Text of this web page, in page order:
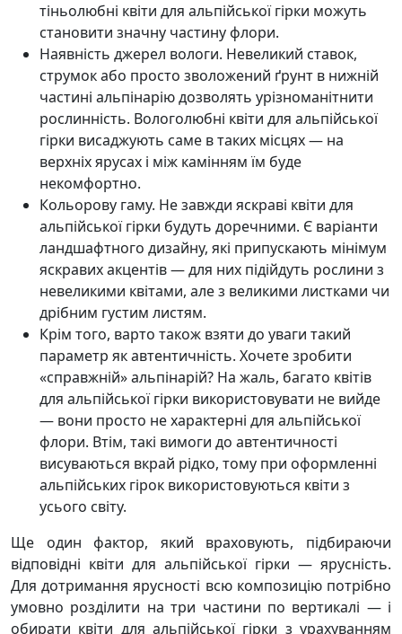
тіньолюбні квіти для альпійської гірки можуть
становити значну частину флори.
Наявність джерел вологи. Невеликий ставок,
струмок або просто зволожений ґрунт в нижній
частині альпінарію дозволять урізноманітнити
рослинність. Вологолюбні квіти для альпійської
гірки висаджують саме в таких місцях — на
верхніх ярусах і між камінням їм буде
некомфортно.
Кольорову гаму. Не завжди яскраві квіти для
альпійської гірки будуть доречними. Є варіанти
ландшафтного дизайну, які припускають мінімум
яскравих акцентів — для них підійдуть рослини з
невеликими квітами, але з великими листками чи
дрібним густим листям.
Крім того, варто також взяти до уваги такий
параметр як автентичність. Хочете зробити
«справжній» альпінарій? На жаль, багато квітів
для альпійської гірки використовувати не вийде
— вони просто не характерні для альпійської
флори. Втім, такі вимоги до автентичності
висуваються вкрай рідко, тому при оформленні
альпійських гірок використовуються квіти з
усього світу.
Ще один фактор, який враховують, підбираючи
відповідні квіти для альпійської гірки — ярусність.
Для дотримання ярусності всю композицію потрібно
умовно розділити на три частини по вертикалі — і
обирати квіти для альпійської гірки з урахуванням